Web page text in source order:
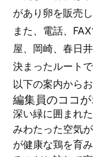
があり卵を販売し
また、電話、
屋、岡崎、春日
決まったルート
以下の案内から
編集員のココが
深い緑に囲まれ
みわたった空気
が健康な鶏を育